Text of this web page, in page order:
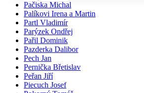
Pačiska Michal
Palíkovi Irena a Martin
Partl Vladimír
Parýzek Ondřej
Pařil Dominik
Pazderka Dalibor
Pech Jan
Pernička Břetislav
Peřan Jiří
Piecuch Josef